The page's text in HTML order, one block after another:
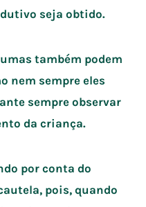
seja obtido.
também podem
nem sempre eles
sempre observar
da criança.
por conta do
pois, quando